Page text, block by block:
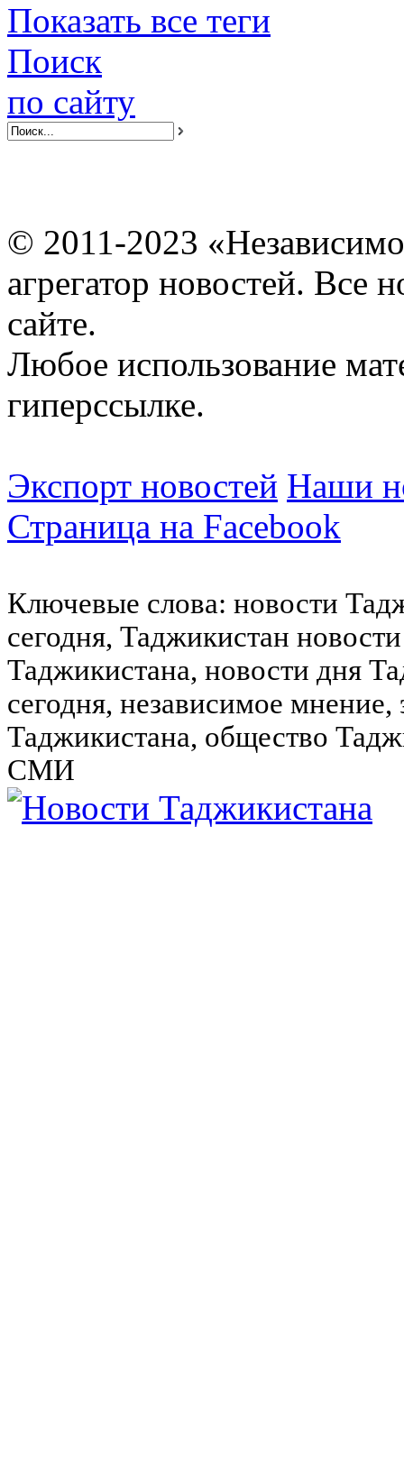
Показать все теги
Поиск
по сайту
© 2011-2023
агрегатор новостей. Все
сайте.
Любое использование
гиперссылке.
Экспорт новостей Наши
Страница на Facebook
Ключевые слова: новости
сегодня, Таджикистан
Таджикистана, новости дня
сегодня, независимое
Таджикистана, общество
СМИ